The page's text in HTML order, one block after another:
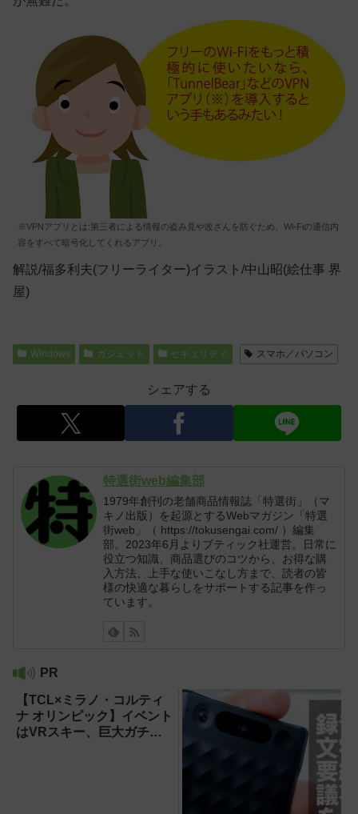
※VPNアプリとは:第三者による情報の盗み見や改ざんを防ぐため、Wi-Fiの通信内
容をすべて暗号化してくれるアプリ。
解説/福多利夫(フリーライター)イラスト/中山昭(絵仕事 界
屋)
Windows ガジェット セキュリティ スマホ／パソコン
シェアする
特選街web編集部
1979年創刊の老舗商品情報誌「特選街」（マ
キノ出版）を起源とするWebマガジン「特選
街web」（ https://tokusengai.com/ ）編集
部。2023年6月よりブティック社運営。日常に
役立つ知識、商品選びのコツから、お得な購
入方法、上手な使いこなし方まで、読者の皆
様の快適な暮らしをサポートする記事を作っ
ています。
PR
【TCL×ミラノ・コルティ
ナ オリンピック】イベント
はVRスキー、巨大ガチャ